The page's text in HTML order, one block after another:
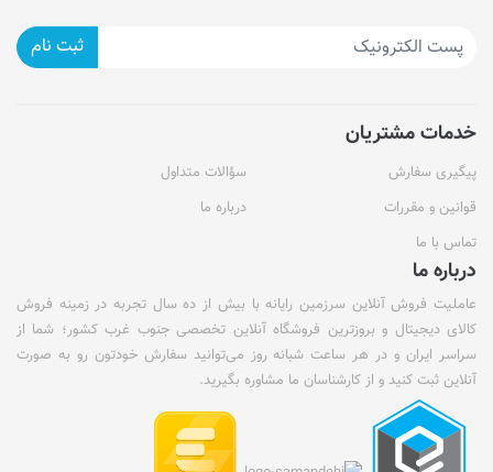
ثبت نام
خدمات مشتریان
پیگیری سفارش
سؤالات متداول
قوانین و مقررات
درباره ما
تماس با ما
درباره ما
عاملیت فروش آنلاین سرزمین رایانه با بیش از ده سال تجربه در زمینه فروش
کالای دیجیتال و بروزترین فروشگاه آنلاین تخصصی جنوب غرب کشور؛ شما از
سراسر ایران و در هر ساعت شبانه روز می‌توانید سفارش خودتون رو به صورت
آنلاین ثبت کنید و از کارشناسان ما مشاوره بگیرید.